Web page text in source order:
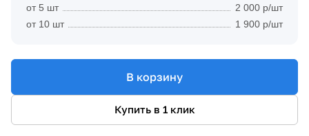
от 5 шт
2 000 р/шт
от 10 шт
1 900 р/шт
В корзину
Купить в 1 клик